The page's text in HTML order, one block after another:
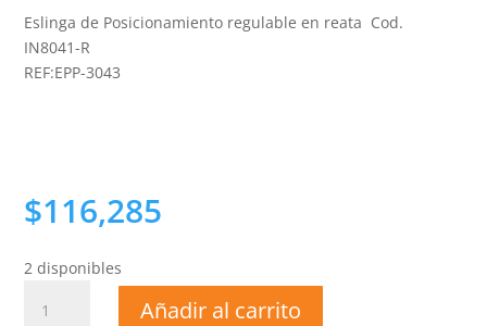
Eslinga de Posicionamiento regulable en reata Cod.
IN8041-R
REF:EPP-3043
$116,285
2 disponibles
Añadir al carrito